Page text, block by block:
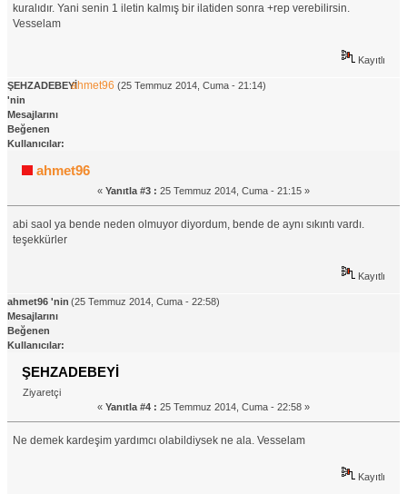
kuralıdır. Yani senin 1 iletin kalmış bir ilatiden sonra +rep verebilirsin.
Vesselam
Kayıtlı
ŞEHZADEBEYİ
'nin
Mesajlarını
Beğenen
Kullanıcılar:
ahmet96 (25 Temmuz 2014, Cuma - 21:14)
ahmet96
« Yanıtla #3 : 25 Temmuz 2014, Cuma - 21:15 »
abi saol ya bende neden olmuyor diyordum, bende de aynı sıkıntı vardı.
teşekkürler
Kayıtlı
ahmet96 'nin
Mesajlarını
Beğenen
Kullanıcılar:
(25 Temmuz 2014, Cuma - 22:58)
ŞEHZADEBEYİ
Ziyaretçi
« Yanıtla #4 : 25 Temmuz 2014, Cuma - 22:58 »
Ne demek kardeşim yardımcı olabildiysek ne ala. Vesselam
Kayıtlı